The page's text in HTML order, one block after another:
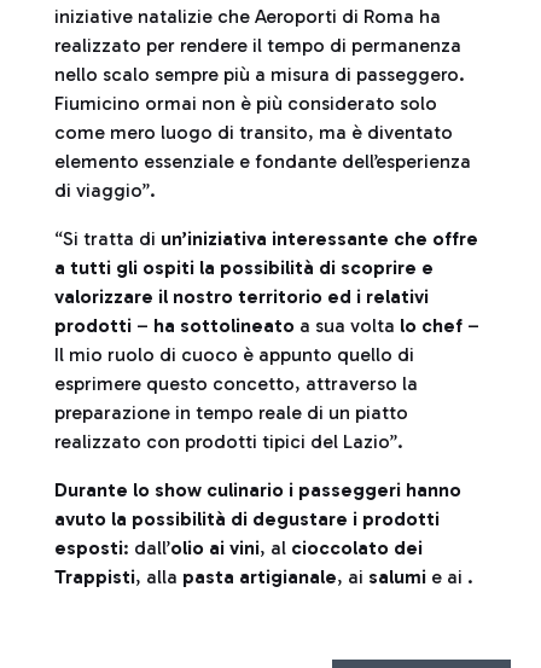
iniziative natalizie che Aeroporti di Roma ha
realizzato per rendere il tempo di permanenza
nello scalo sempre più a misura di passeggero.
Fiumicino ormai non è più considerato solo
come mero luogo di transito, ma è diventato
elemento essenziale e fondante dell’esperienza
di viaggio”.
“Si tratta di un’iniziativa interessante che offre
a tutti gli ospiti la possibilità di scoprire e
valorizzare il nostro territorio ed i relativi
prodotti – ha sottolineato a sua volta lo chef –
Il mio ruolo di cuoco è appunto quello di
esprimere questo concetto, attraverso la
preparazione in tempo reale di un piatto
realizzato con prodotti tipici del Lazio”.
Durante lo show culinario i passeggeri hanno
avuto la possibilità di degustare i prodotti
esposti: dall’olio ai vini, al cioccolato dei
Trappisti, alla pasta artigianale, ai salumi e ai .